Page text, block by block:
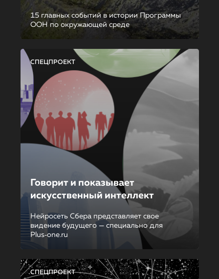
15 главных событий в истории Программы
ООН по окружающей среде
СПЕЦПРОЕКТ
Говорит и показывает
искусственный интеллект
Нейросеть Сбера представляет свое
видение будущего — специально для
Plus‑one.ru
СПЕЦПРОЕКТ